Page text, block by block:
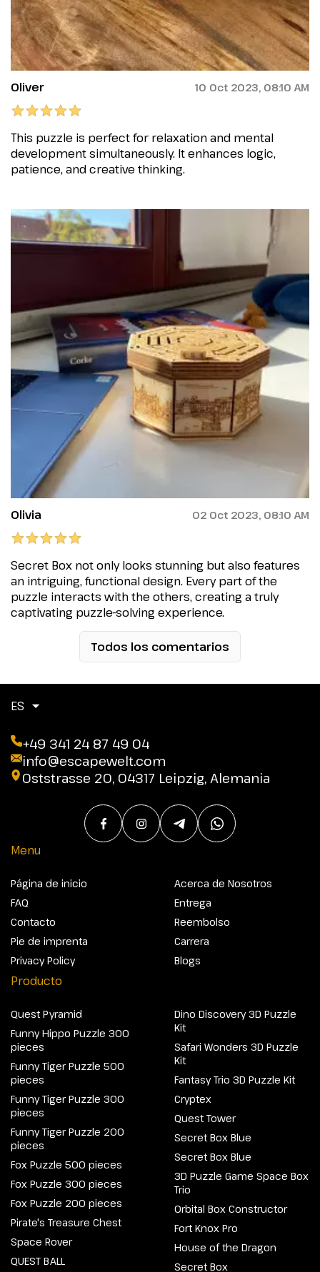
Oliver 10 Oct 2023, 08:10 AM
This puzzle is perfect for relaxation and mental
development simultaneously. It enhances logic,
patience, and creative thinking.
Olivia 02 Oct 2023, 08:10 AM
Secret Box not only looks stunning but also features
an intriguing, functional design. Every part of the
puzzle interacts with the others, creating a truly
captivating puzzle-solving experience.
Todos los comentarios
ES
+49 341 24 87 49 04
info@escapewelt.com
Oststrasse 20, 04317 Leipzig, Alemania
Menu
Página de inicio
FAQ
Contacto
Pie de imprenta
Privacy Policy
Acerca de Nosotros
Entrega
Reembolso
Carrera
Blogs
Producto
Quest Pyramid
Funny Hippo Puzzle 300
pieces
Funny Tiger Puzzle 500
pieces
Funny Tiger Puzzle 300
pieces
Funny Tiger Puzzle 200
pieces
Fox Puzzle 500 pieces
Fox Puzzle 300 pieces
Fox Puzzle 200 pieces
Pirate's Treasure Chest
Space Rover
QUEST BALL
Dino Discovery 3D Puzzle
Kit
Safari Wonders 3D Puzzle
Kit
Fantasy Trio 3D Puzzle Kit
Cryptex
Quest Tower
Secret Box Blue
Secret Box Blue
3D Puzzle Game Space Box
Trio
Orbital Box Constructor
Fort Knox Pro
House of the Dragon
Secret Box